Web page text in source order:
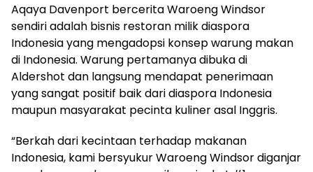
Aqaya Davenport bercerita Waroeng Windsor
sendiri adalah bisnis restoran milik diaspora
Indonesia yang mengadopsi konsep warung makan
di Indonesia. Warung pertamanya dibuka di
Aldershot dan langsung mendapat penerimaan
yang sangat positif baik dari diaspora Indonesia
maupun masyarakat pecinta kuliner asal Inggris.
“Berkah dari kecintaan terhadap makanan
Indonesia, kami bersyukur Waroeng Windsor diganjar